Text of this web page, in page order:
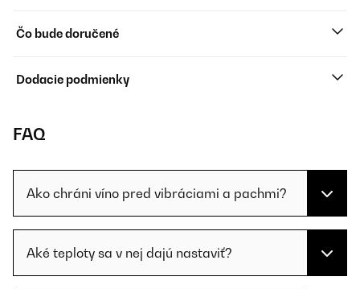
Čo bude doručené
Dodacie podmienky
FAQ
Ako chráni víno pred vibráciami a pachmi?
Aké teploty sa v nej dajú nastaviť?